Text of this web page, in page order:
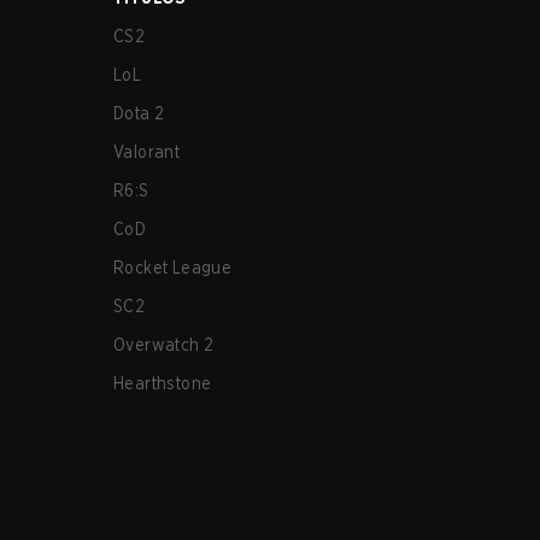
CS2
LoL
Dota 2
Valorant
R6:S
CoD
Rocket League
SC2
Overwatch 2
Hearthstone